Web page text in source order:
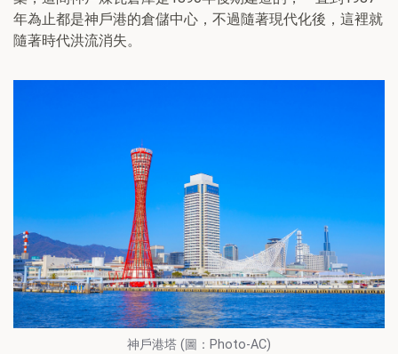
年為止都是神戶港的倉儲中心，不過隨著現代化後，這裡就
隨著時代洪流消失。
神戶港塔 (圖：Photo-AC)